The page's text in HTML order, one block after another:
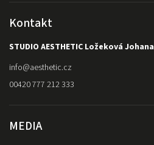
Kontakt
STUDIO AESTHETIC Ložeková Johana
info@aesthetic.cz
00420 777 212 333
MEDIA